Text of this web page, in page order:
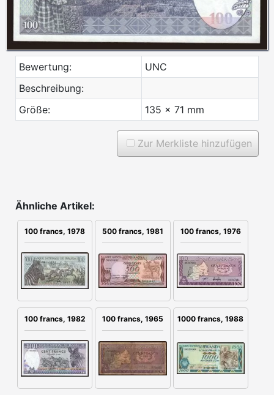
Bewertung:
UNC
Beschreibung:
Größe:
135 x 71 mm
Zur Merkliste hinzufügen
Ähnliche Artikel:
100 francs, 1978 500 francs, 1981 100 francs, 1976
100 francs, 1982 100 francs, 1965 1000 francs, 1988